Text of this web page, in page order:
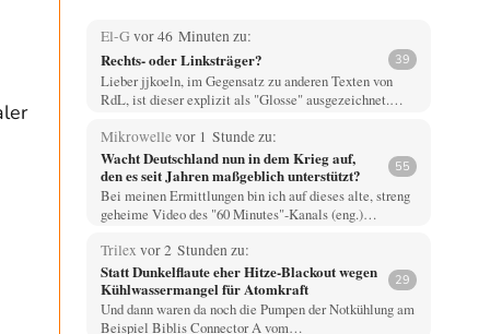
El-Gvor 46 Minuten zu:
Rechts- oder Linksträger? 39
Lieber jjkoeln, im Gegensatz zu anderen Texten von
RdL, ist dieser explizit als "Glosse" ausgezeichnet.…
Mikrowellevor 1 Stunde zu:
Wacht Deutschland nun in dem Krieg auf,
den es seit Jahren maßgeblich unterstützt?
55
Bei meinen Ermittlungen bin ich auf dieses alte, streng
geheime Video des "60 Minutes"-Kanals (eng.)…
Trilex vor 2 Stunden zu:
Statt Dunkelflaute eher Hitze-Blackout wegen
Kühlwassermangel für Atomkraft
29
Und dann waren da noch die Pumpen der Notkühlung am
Beispiel Biblis Connector A vom…